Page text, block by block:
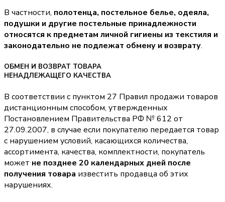
В частности, полотенца, постельное белье, одеяла,
подушки и другие постельные принадлежности
относятся к предметам личной гигиены из текстиля и
законодательно не подлежат обмену и возврату.
ОБМЕН И ВОЗВРАТ ТОВАРА
НЕНАДЛЕЖАЩЕГО КАЧЕСТВА
В соответствии с пунктом 27 Правил продажи товаров
дистанционным способом, утвержденных
Постановлением Правительства РФ № 612 от
27.09.2007, в случае если покупателю передается товар
с нарушением условий, касающихся количества,
ассортимента, качества, комплектности, покупатель
может не позднее 20 календарных дней после
получения товара известить продавца об этих
нарушениях.